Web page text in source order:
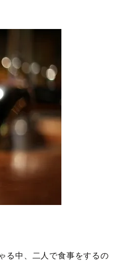
る中、二人で食事をするの